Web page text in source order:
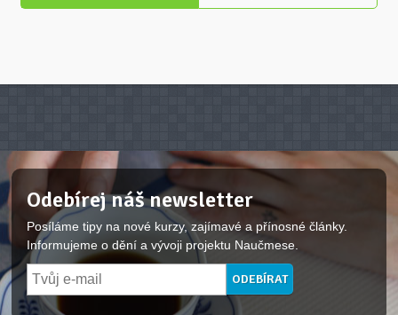
Odebírej náš newsletter
Posíláme tipy na nové kurzy, zajímavé a přínosné články.
Informujeme o dění a vývoji projektu Naučmese.